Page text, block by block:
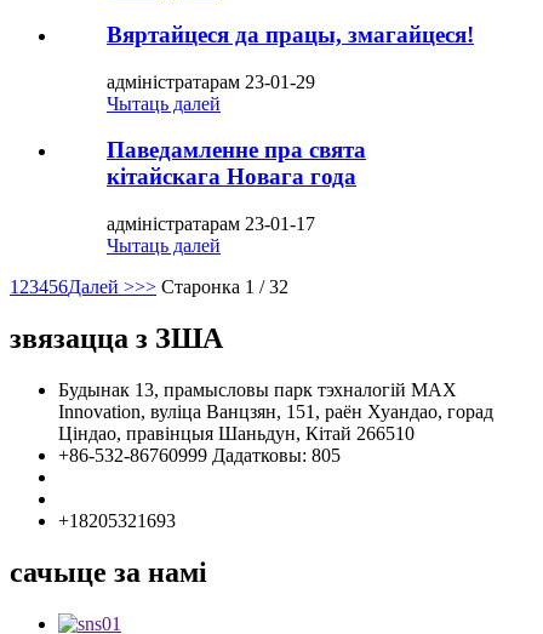
Вяртайцеся да працы, змагайцеся!
адміністратарам 23-01-29
Чытаць далей
Паведамленне пра свята
кітайскага Новага года
адміністратарам 23-01-17
Чытаць далей
1 23456Далей >>> Старонка 1 / 32
звязацца з ЗША
Будынак 13, прамысловы парк тэхналогій MAX
Innovation, вуліца Ванцзян, 151, раён Хуандао, горад
Ціндао, правінцыя Шаньдун, Кітай 266510
+86-532-86760999 Дадатковы: 805
+18205321693
сачыце за намі